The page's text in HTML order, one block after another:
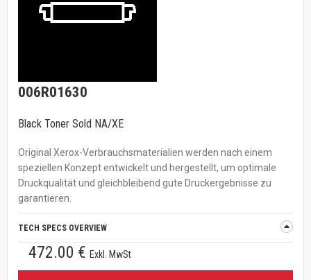
006R01630
Black Toner Sold NA/XE
Original Xerox-Verbrauchsmaterialien werden nach einem
speziellen Konzept entwickelt und hergestellt, um optimale
Druckqualität und gleichbleibend gute Druckergebnisse zu
garantieren.
TECH SPECS OVERVIEW
472.00 € Exkl. MwSt